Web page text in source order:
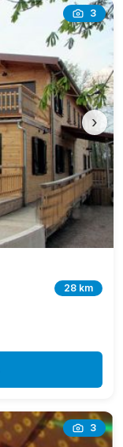
3
›
28 km
3